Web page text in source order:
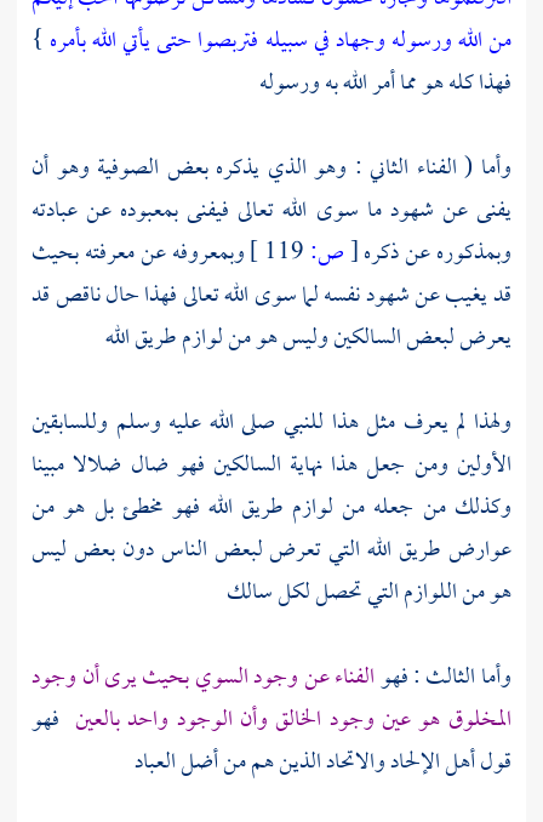
من الله ورسوله وجهاد في سبيله فتربصوا حتى يأتي الله بأمره }
فهذا كله هو مما أمر الله به ورسوله
وأما ( الفناء الثاني : وهو الذي يذكره بعض الصوفية وهو أن
يفنى عن شهود ما سوى الله تعالى فيفنى بمعبوده عن عبادته
وبمذكوره عن ذكره[ص:
وبمعروفه عن معرفته بحيث
قد يغيب عن شهود نفسه لما سوى الله تعالى فهذا حال ناقص قد
يعرض لبعض السالكين وليس هو من لوازم طريق الله
ولهذا لم يعرف مثل هذا للنبي صلى الله عليه وسلم وللسابقين
الأولين ومن جعل هذا نهاية السالكين فهو ضال ضلالا مبينا
وكذلك من جعله من لوازم طريق الله فهو مخطئ بل هو من
عوارض طريق الله التي تعرض لبعض الناس دون بعض ليس
هو من اللوازم التي تحصل لكل سالك
وأما الثالث : فهوالفناء عن وجود السوي بحيث يرى أن وجود
المخلوق هو عين وجود الخالق وأن الوجود واحد بالعين فهو
قولأهل الإلحاد والاتحادالذين هم من أضل العباد